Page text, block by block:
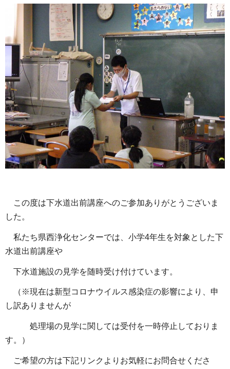
この度は下水道出前講座へのご参加ありがとうございま
した。
私たち県西浄化センターでは、小学4年生を対象とした下
水道出前講座や
下水道施設の見学を随時受け付けています。
（※現在は新型コロナウイルス感染症の影響により、申
し訳ありませんが
処理場の見学に関しては受付を一時停止しておりま
す。）
ご希望の方は下記リンクよりお気軽にお問合せくださ